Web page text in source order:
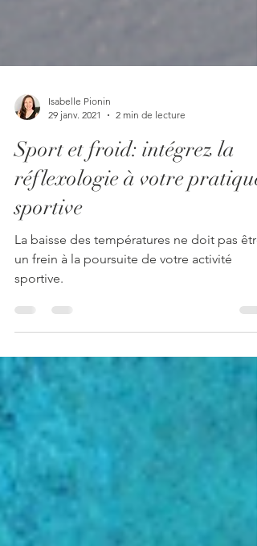
Isabelle Pionin
29 janv. 2021
2 min de lecture
Sport et froid: intégrez la
réflexologie à votre pratique
sportive
La baisse des températures ne doit pas être
un frein à la poursuite de votre activité